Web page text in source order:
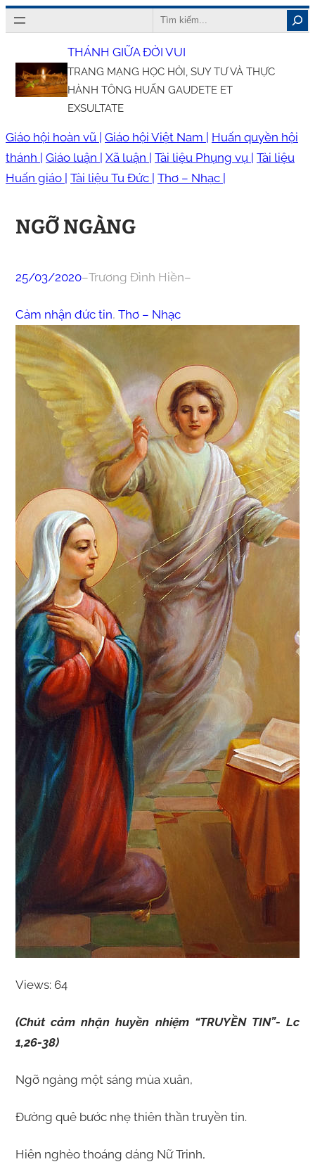
Chuyển
đến
nội
dung
Search
THÁNH GIỮA ĐỜI VUI
TRANG MẠNG HỌC HỎI, SUY TƯ VÀ THỰC
HÀNH TÔNG HUẤN GAUDETE ET
EXSULTATE
Giáo hội hoàn vũ | Giáo hội Việt Nam | Huấn quyền hội
thánh | Giáo luận | Xã luận | Tài liệu Phụng vụ | Tài liệu
Huấn giáo | Tài liệu Tu Đức | Thơ – Nhạc |
NGỠ NGÀNG
25/03/2020–Trương Đình Hiền–
Cảm nhận đức tin, Thơ – Nhạc
Views: 64
(Chút cảm nhận huyền nhiệm “TRUYỀN TIN”- Lc
1,26-38)
Ngỡ ngàng một sáng mùa xuân,
Đường quê bước nhẹ thiên thần truyền tin.
Hiên nghèo thoáng dáng Nữ Trinh,